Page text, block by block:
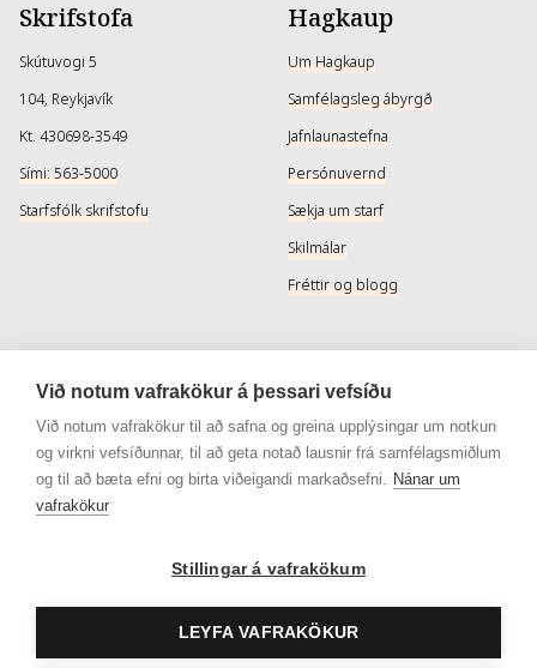
Skrifstofa
Skútuvogi 5
104, Reykjavík
Kt. 430698-3549
Sími: 563-5000
Starfsfólk skrifstofu
Hagkaup
Um Hagkaup
Samfélagsleg ábyrgð
Jafnlaunastefna
Persónuvernd
Sækja um starf
Skilmálar
Fréttir og blogg
Þjónusta
Afhendingarmöguleikar
Skilareglur
Algengar spurningar
Gjafakort
Samfélagsmiðlar
Instagram
Instagram - Snyrtivara
Við notum vafrakökur á þessari vefsíðu
Við notum vafrakökur til að safna og greina upplýsingar um notkun
og virkni vefsíðunnar, til að geta notað lausnir frá samfélagsmiðlum
og til að bæta efni og birta viðeigandi markaðsefni. Nánar um
vafrakökur
Stillingar á vafrakökum
LEYFA VAFRAKÖKUR